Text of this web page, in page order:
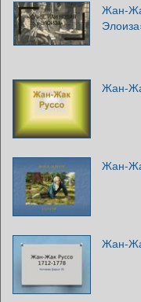
Жан-
Жан-
Жан-
Жан-